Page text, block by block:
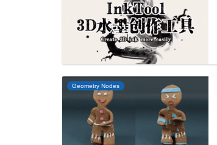
Geometry Nodes